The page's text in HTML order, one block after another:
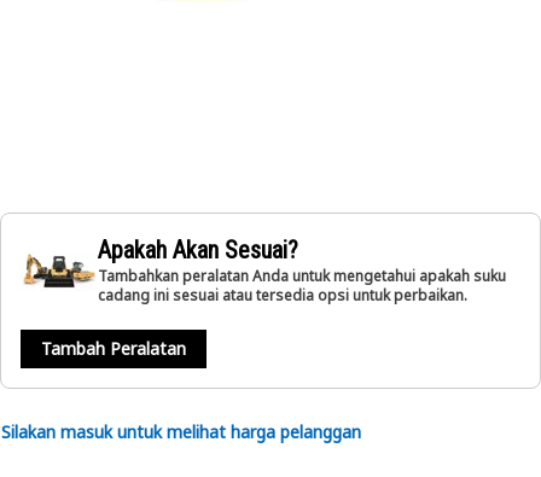
Apakah Akan Sesuai?
Tambahkan peralatan Anda untuk mengetahui apakah suku
cadang ini sesuai atau tersedia opsi untuk perbaikan.
Tambah Peralatan
Silakan masuk untuk melihat harga pelanggan